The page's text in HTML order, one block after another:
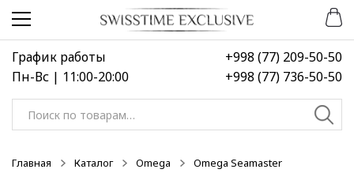
Перейти
навигации
Перейти
содержимому
График работы
Пн-Вс | 11:00-20:00
+998 (77) 209-50-50
+998 (77) 736-50-50
Искать:
Главная Каталог Omega
Omega Seamaster